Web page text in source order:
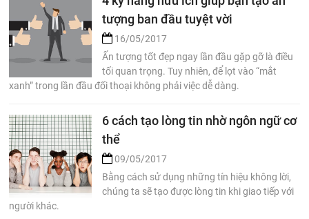
tượng ban đầu tuyệt vời
16/05/2017
Ấn tượng tốt đẹp ngay lần đầu gặp gỡ là điều
tối quan trọng. Tuy nhiên, để lọt vào “mắt
xanh” trong lần đầu đối thoại không phải việc dễ dàng.
6 cách tạo lòng tin nhờ ngôn ngữ cơ
thể
09/05/2017
Bằng cách sử dụng những tín hiệu không lời,
chúng ta sẽ tạo được lòng tin khi giao tiếp với
người khác.